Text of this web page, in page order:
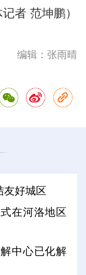
者 范坤鹏）
编辑：张雨晴
好城区
在河洛地区
中心已化解